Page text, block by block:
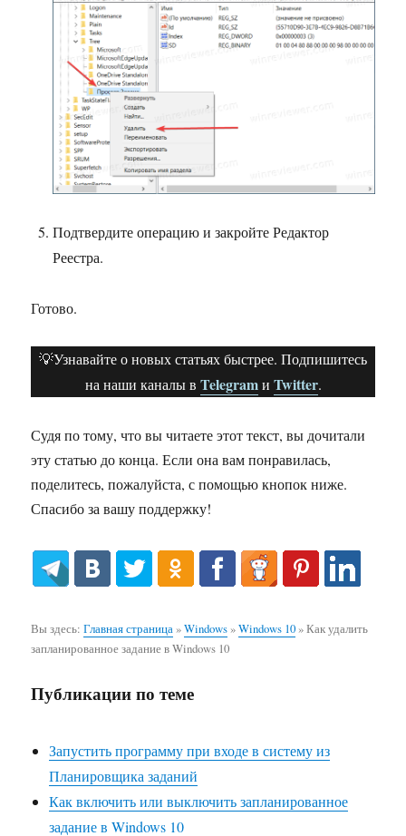
Подтвердите операцию и закройте Редактор
Реестра.
Готово.
💡Узнавайте о новых статьях быстрее. Подпишитесь
на наши каналы в Telegramи Twitter.
Судя по тому, что вы читаете этот текст, вы дочитали
эту статью до конца. Если она вам понравилась,
поделитесь, пожалуйста, с помощью кнопок ниже.
Спасибо за вашу поддержку!
Вы здесь:Главная страница »Windows»Windows 10»Как удалить
запланированное задание в Windows 10
Публикации по теме
Запустить программу при входе в систему из
Планировщика заданий
Как включить или выключить запланированное
задание в Windows 10